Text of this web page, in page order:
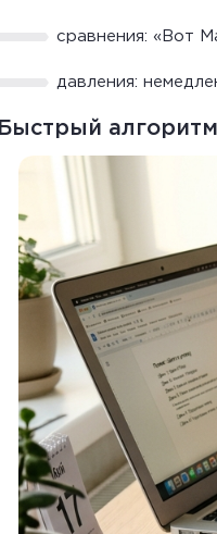
сравнения: «Вот
давления:
Быстрый